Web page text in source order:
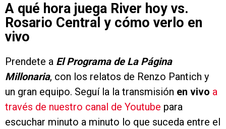
A qué hora juega River hoy vs.
Rosario Central y cómo verlo en
vivo
Prendete a El Programa de La Página
Millonaria, con los relatos de Renzo Pantich y
un gran equipo. Seguí la la transmisión en vivo a
través de nuestro canal de Youtube para
escuchar minuto a minuto lo que suceda entre el